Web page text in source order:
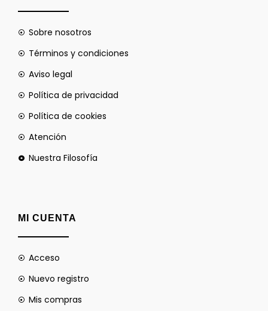
Sobre nosotros
Términos y condiciones
Aviso legal
Política de privacidad
Política de cookies
Atención
Nuestra Filosofía
MI CUENTA
Acceso
Nuevo registro
Mis compras